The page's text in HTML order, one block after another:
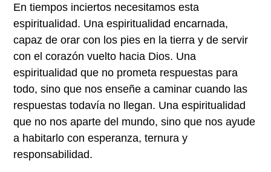
En tiempos inciertos necesitamos esta
espiritualidad. Una espiritualidad encarnada,
capaz de orar con los pies en la tierra y de servir
con el corazón vuelto hacia Dios. Una
espiritualidad que no prometa respuestas para
todo, sino que nos enseñe a caminar cuando las
respuestas todavía no llegan. Una espiritualidad
que no nos aparte del mundo, sino que nos ayude
a habitarlo con esperanza, ternura y
responsabilidad.